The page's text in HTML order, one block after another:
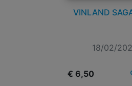
VINLAND
18/02/
€ 6,50